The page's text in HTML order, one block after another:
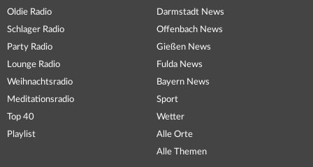
Oldie Radio
Schlager Radio
Party Radio
Lounge Radio
Weihnachtsradio
Meditationsradio
Top 40
Playlist
Darmstadt News
Offenbach News
Gießen News
Fulda News
Bayern News
Sport
Wetter
Alle Orte
Alle Themen